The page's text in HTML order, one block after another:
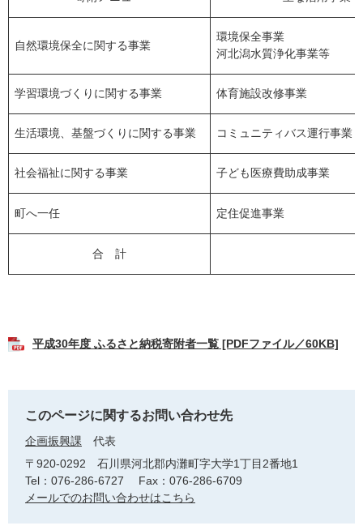
自然環境保全に関する事業
環境保全事業
河北潟水質浄化事業等
学習環境づくりに関する事業 体育施設改修事業
生活環境、基盤づくりに関する事業 コミュニティバス運行事業
社会福祉に関する事業 子ども医療費助成事業
町へ一任 定住促進事業
合 計
平成30年度 ふるさと納税寄附者一覧 [PDFファイル／60KB]
このページに関するお問い合わせ先
企画振興課
代表
〒920-0292
石川県河北郡内灘町字大学1丁目2番地1
Tel：076-286-6727
Fax：076-286-6709
メールでのお問い合わせはこちら